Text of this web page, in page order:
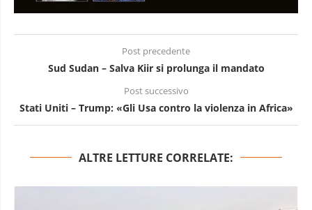
Post precedente
Sud Sudan – Salva Kiir si prolunga il mandato
Post successivo
Stati Uniti – Trump: «Gli Usa contro la violenza in Africa»
ALTRE LETTURE CORRELATE: